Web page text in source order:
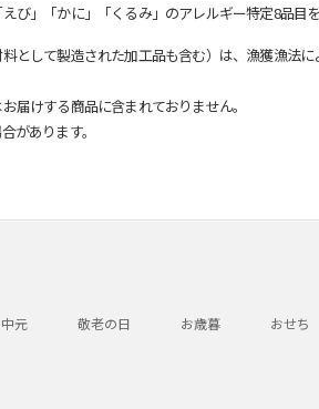
び」「かに」「くるみ」のアレルギー特定8品目
して製造された加工品も含む）は、漁獲漁法
届けする商品に含まれておりません。
があります。
元 敬老の日 お歳暮 おせち